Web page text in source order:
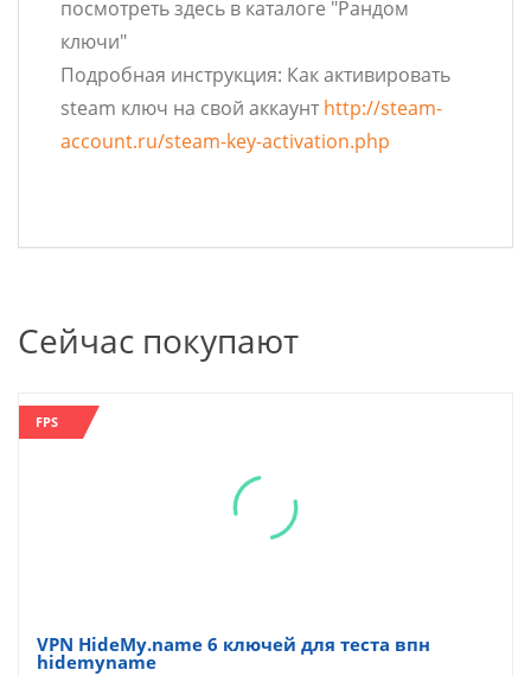
посмотреть здесь в каталоге "Рандом
ключи"
Подробная инструкция: Как активировать
steam ключ на свой аккаунт http://steam-
account.ru/steam-key-activation.php
Сейчас покупают
FPS
VPN HideMy.name 6 ключей для теста впн
hidemyname